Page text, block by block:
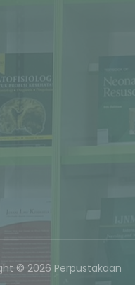
© 2026 Perpustakaan